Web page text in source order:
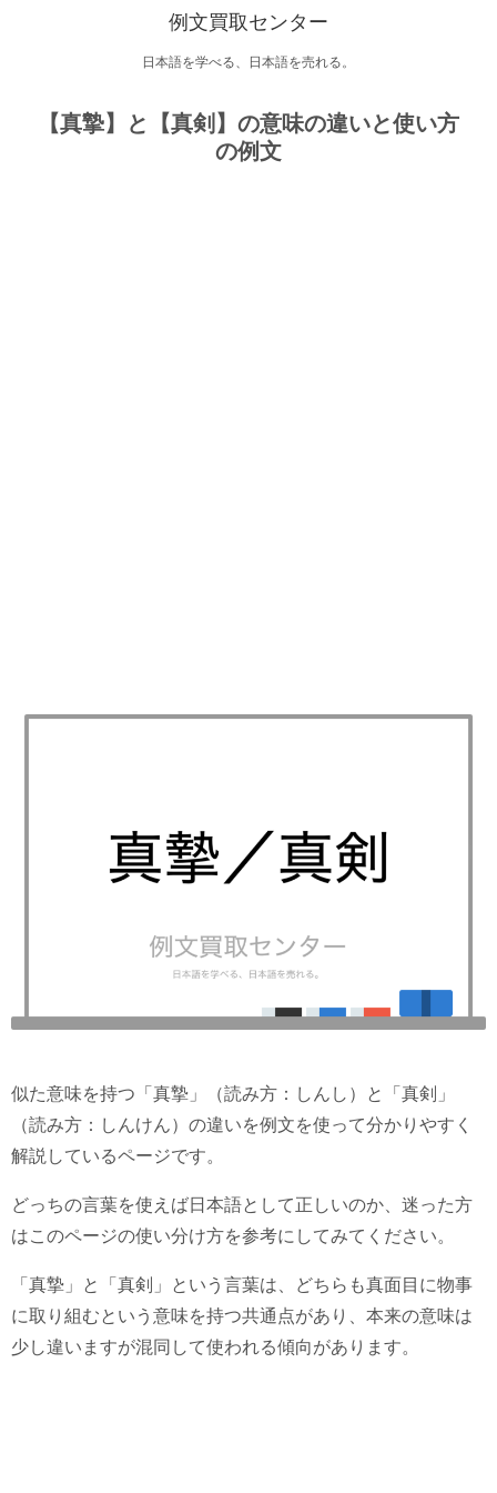
例文買取センター
日本語を学べる、日本語を売れる。
【真摯】と【真剣】の意味の違いと使い方
の例文
似た意味を持つ「真摯」（読み方：しんし）と「真剣」
（読み方：しんけん）の違いを例文を使って分かりやすく
解説しているページです。
どっちの言葉を使えば日本語として正しいのか、迷った方
はこのページの使い分け方を参考にしてみてください。
「真摯」と「真剣」という言葉は、どちらも真面目に物事
に取り組むという意味を持つ共通点があり、本来の意味は
少し違いますが混同して使われる傾向があります。